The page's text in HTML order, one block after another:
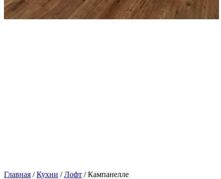
Главная /Кухни /Лофт / Кампанелле